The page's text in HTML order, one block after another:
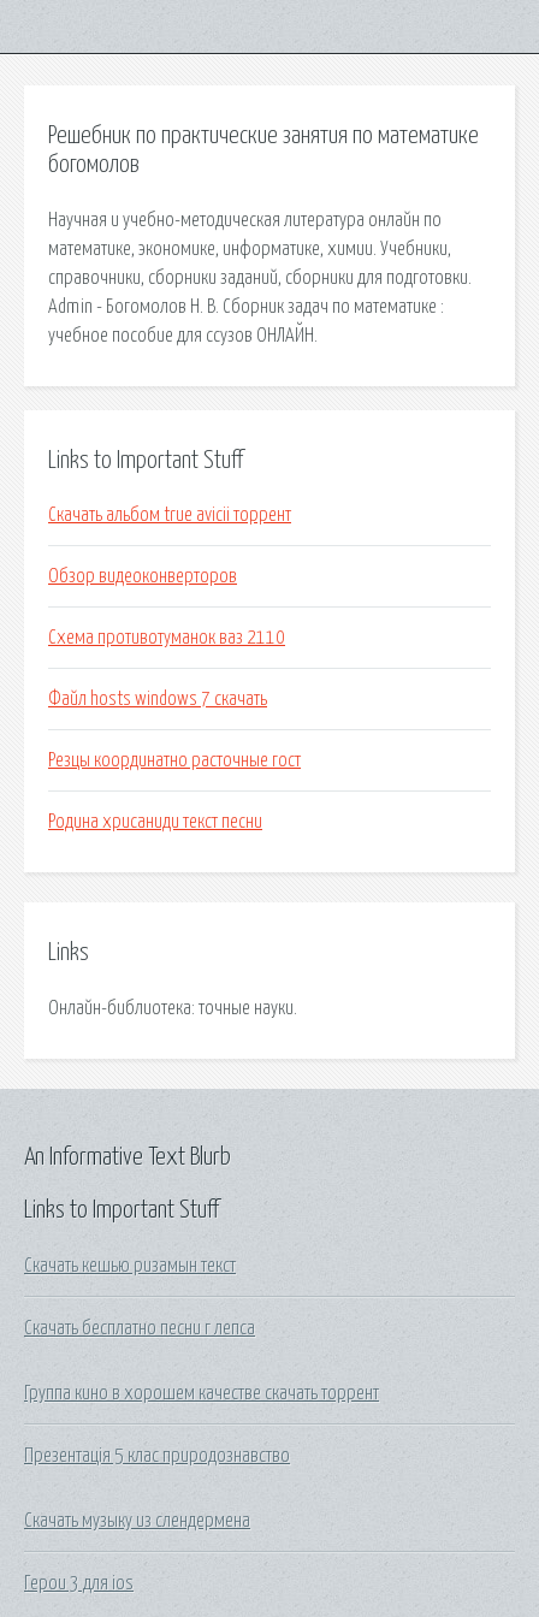
Решебник по практические занятия по математике
богомолов
Научная и учебно-методическая литература онлайн по
математике, экономике, информатике, химии. Учебники,
справочники, сборники заданий, сборники для подготовки.
Admin - Богомолов Н. В. Сборник задач по математике :
учебное пособие для ссузов ОНЛАЙН.
Links to Important Stuff
Скачать альбом true avicii торрент
Обзор видеоконверторов
Схема противотуманок ваз 2110
Файл hosts windows 7 скачать
Резцы координатно расточные гост
Родина хрисаниди текст песни
Links
Онлайн-библиотека: точные науки.
Links to Important Stuff
Скачать кешью ризамын текст
Скачать бесплатно песни г лепса
Группа кино в хорошем качестве скачать торрент
Презентація 5 клас природознавство
Скачать музыку из слендермена
Герои 3 для ios
An Informative Text Blurb